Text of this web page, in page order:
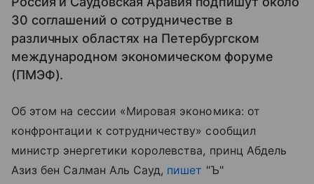
30 соглашений о сотрудничестве в
различных областях на Петербургском
международном экономическом форуме
(ПМЭФ).
Об этом на сессии «Мировая экономика: от
конфронтации к сотрудничеству» сообщил
министр энергетики королевства, принц Абдель
Азиз бен Салман Аль Сауд, пишет "Ъ"